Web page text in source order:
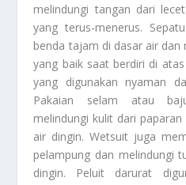
melindungi tangan dari
yang terus-menerus.
benda tajam di dasar air
yang baik saat berdiri di
yang digunakan nyaman
Pakaian selam atau
melindungi kulit dari
air dingin. Wetsuit juga
pelampung dan melindungi
dingin. Peluit darurat